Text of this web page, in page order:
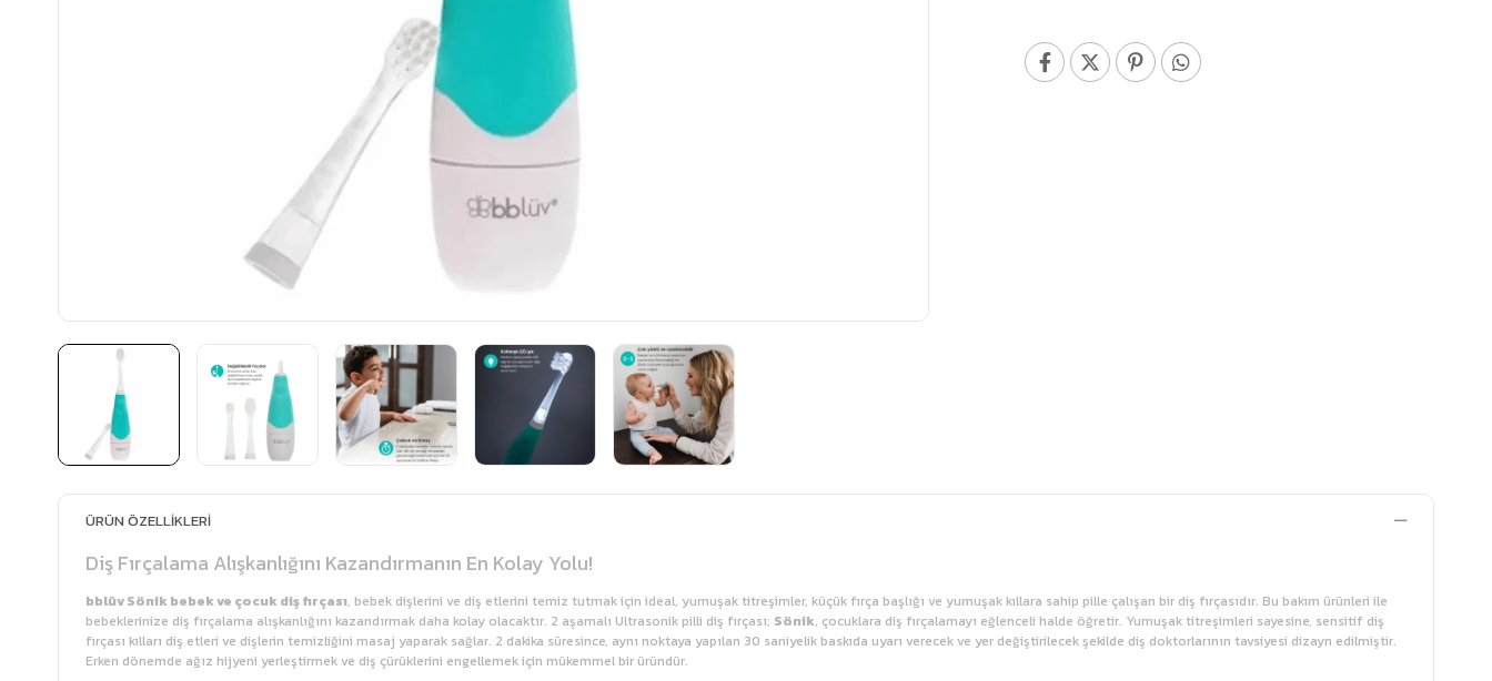
ÜRÜN ÖZELLIKLERI
Diş Fırçalama Alışkanlığını Kazandırmanın En Kolay Yolu!
bblüv Sönik bebek ve çocuk diş fırçası, bebek dişlerini ve diş etlerini temiz tutmak için ideal, yumuşak titreşimler, küçük fırça başlığı ve yumuşak kıllara sahip pille çalışan bir diş fırçasıdır. Bu bakım ürünleri ile
bebeklerinize diş fırçalama alışkanlığını kazandırmak daha kolay olacaktır. 2 aşamalı Ultrasonik pilli diş fırçası; Sönik, çocuklara diş fırçalamayı eğlenceli halde öğretir. Yumuşak titreşimleri sayesine, sensitif diş
fırçası kılları diş etleri ve dişlerin temizliğini masaj yaparak sağlar. 2 dakika süresince, aynı noktaya yapılan 30 saniyelik baskıda uyarı verecek ve yer değiştirilecek şekilde diş doktorlarının tavsiyesi dizayn edilmiştir.
Erken dönemde ağız hijyeni yerleştirmek ve diş çürüklerini engellemek için mükemmel bir üründür.